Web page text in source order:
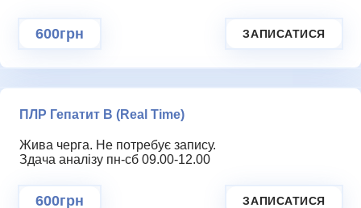
600грн ЗАПИСАТИСЯ
ПЛР Гепатит В (Real Time)
Жива черга. Не потребує запису.
Здача аналізу пн-сб 09.00-12.00
600грн ЗАПИСАТИСЯ